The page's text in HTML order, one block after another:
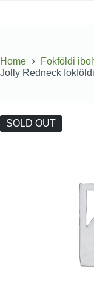
Home
Fokföldi
Jolly Redneck
SOLD OUT